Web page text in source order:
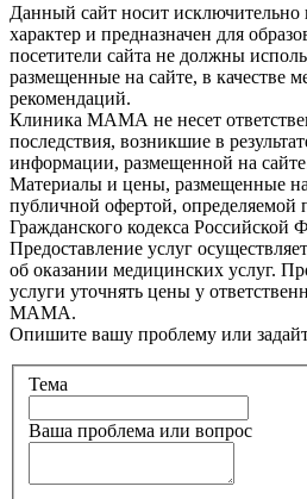
Данный сайт носит
характер и предназначен для
посетители сайта не должны
размещенные на сайте, в качестве
рекомендаций.
Клиника МАМА не несет
последствия, возникшие в
информации, размещенной на
Материалы и цены, размещенные на
публичной офертой, определяемой
Гражданского кодекса Российской
Предоставление услуг
об оказании медицинских услуг.
услуги уточнять цены у
МАМА.
Опишите вашу проблему или
Тема
Ваша проблема или вопрос